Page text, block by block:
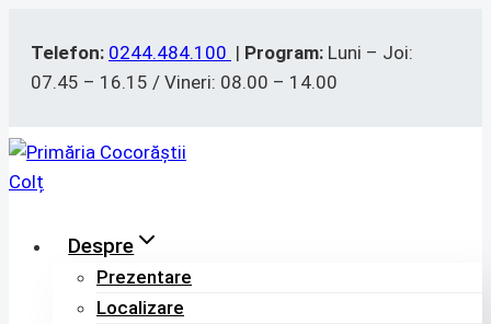
content
Telefon: 0244.484.100 | Program: Luni – Joi:
07.45 – 16.15 / Vineri: 08.00 – 14.00
Despre
Prezentare
Localizare